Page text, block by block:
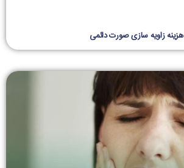
هزینه زاویه سازی صورت دائمی